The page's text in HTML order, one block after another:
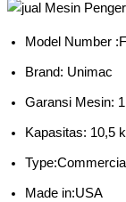
Model Number
Brand: Unimac
Garansi Mesin:
Kapasitas: 10,5
Type:Commercial
Made in:USA